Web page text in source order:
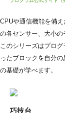
CPUや通信機能を備
の各センサー、大小の
このシリーズはプロ
ったブロックを自分
の基礎が学べます。
巧技台